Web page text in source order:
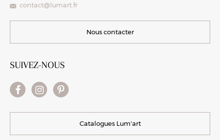
contact@lumart.fr
Nous contacter
SUIVEZ-NOUS
Catalogues Lum'art